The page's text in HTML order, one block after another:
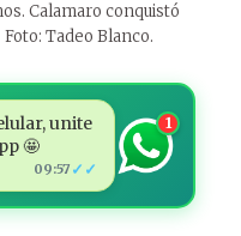
Calamaro conquistó
Tadeo Blanco.
unite
🤩
09:57 ✓✓
1